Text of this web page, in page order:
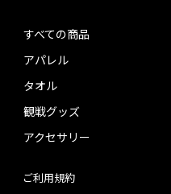
すべての商品
アパレル
タオル
観戦グッズ
アクセサリー
ご利用規約